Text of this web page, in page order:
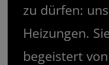
zu dürfen:
Heizungen.
begeistert